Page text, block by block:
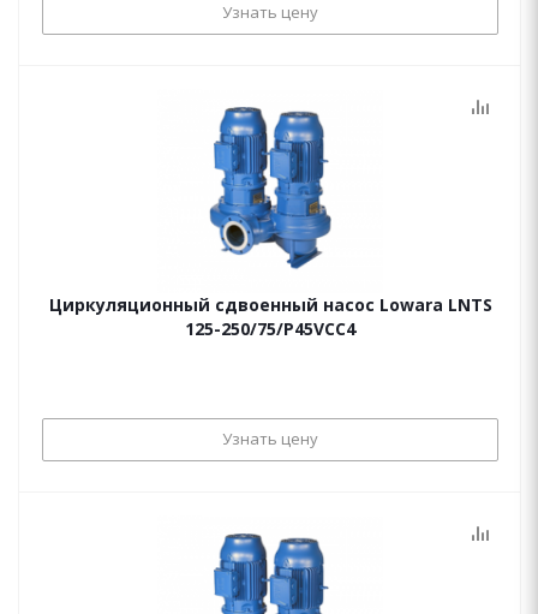
Узнать цену
Циркуляционный сдвоенный насос Lowara LNTS
125-250/75/P45VCC4
Узнать цену